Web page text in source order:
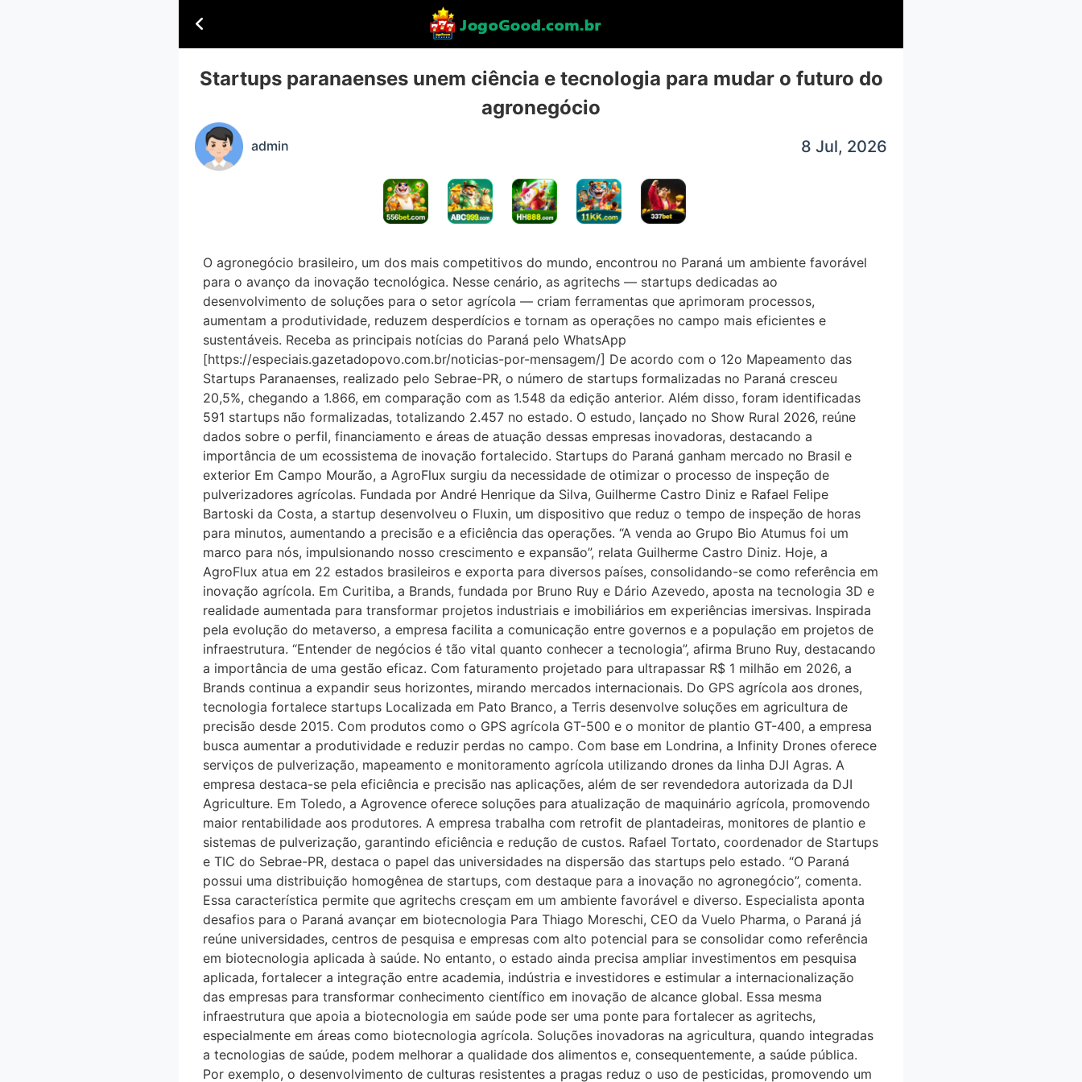
Startups paranaenses unem ciência e tecnologia para mudar o futuro do
agronegócio
admin 8 Jul, 2026
O agronegócio brasileiro, um dos mais competitivos do mundo, encontrou no Paraná um ambiente favorável
para o avanço da inovação tecnológica. Nesse cenário, as agritechs — startups dedicadas ao
desenvolvimento de soluções para o setor agrícola — criam ferramentas que aprimoram processos,
aumentam a produtividade, reduzem desperdícios e tornam as operações no campo mais eficientes e
sustentáveis. Receba as principais notícias do Paraná pelo WhatsApp
[https://especiais.gazetadopovo.com.br/noticias-por-mensagem/] De acordo com o 12o Mapeamento das
Startups Paranaenses, realizado pelo Sebrae-PR, o número de startups formalizadas no Paraná cresceu
20,5%, chegando a 1.866, em comparação com as 1.548 da edição anterior. Além disso, foram identificadas
591 startups não formalizadas, totalizando 2.457 no estado. O estudo, lançado no Show Rural 2026, reúne
dados sobre o perfil, financiamento e áreas de atuação dessas empresas inovadoras, destacando a
importância de um ecossistema de inovação fortalecido. Startups do Paraná ganham mercado no Brasil e
exterior Em Campo Mourão, a AgroFlux surgiu da necessidade de otimizar o processo de inspeção de
pulverizadores agrícolas. Fundada por André Henrique da Silva, Guilherme Castro Diniz e Rafael Felipe
Bartoski da Costa, a startup desenvolveu o Fluxin, um dispositivo que reduz o tempo de inspeção de horas
para minutos, aumentando a precisão e a eficiência das operações. “A venda ao Grupo Bio Atumus foi um
marco para nós, impulsionando nosso crescimento e expansão”, relata Guilherme Castro Diniz. Hoje, a
AgroFlux atua em 22 estados brasileiros e exporta para diversos países, consolidando-se como referência em
inovação agrícola. Em Curitiba, a Brands, fundada por Bruno Ruy e Dário Azevedo, aposta na tecnologia 3D e
realidade aumentada para transformar projetos industriais e imobiliários em experiências imersivas. Inspirada
pela evolução do metaverso, a empresa facilita a comunicação entre governos e a população em projetos de
infraestrutura. “Entender de negócios é tão vital quanto conhecer a tecnologia”, afirma Bruno Ruy, destacando
a importância de uma gestão eficaz. Com faturamento projetado para ultrapassar R$ 1 milhão em 2026, a
Brands continua a expandir seus horizontes, mirando mercados internacionais. Do GPS agrícola aos drones,
tecnologia fortalece startups Localizada em Pato Branco, a Terris desenvolve soluções em agricultura de
precisão desde 2015. Com produtos como o GPS agrícola GT-500 e o monitor de plantio GT-400, a empresa
busca aumentar a produtividade e reduzir perdas no campo. Com base em Londrina, a Infinity Drones oferece
serviços de pulverização, mapeamento e monitoramento agrícola utilizando drones da linha DJI Agras. A
empresa destaca-se pela eficiência e precisão nas aplicações, além de ser revendedora autorizada da DJI
Agriculture. Em Toledo, a Agrovence oferece soluções para atualização de maquinário agrícola, promovendo
maior rentabilidade aos produtores. A empresa trabalha com retrofit de plantadeiras, monitores de plantio e
sistemas de pulverização, garantindo eficiência e redução de custos. Rafael Tortato, coordenador de Startups
e TIC do Sebrae-PR, destaca o papel das universidades na dispersão das startups pelo estado. “O Paraná
possui uma distribuição homogênea de startups, com destaque para a inovação no agronegócio”, comenta.
Essa característica permite que agritechs cresçam em um ambiente favorável e diverso. Especialista aponta
desafios para o Paraná avançar em biotecnologia Para Thiago Moreschi, CEO da Vuelo Pharma, o Paraná já
reúne universidades, centros de pesquisa e empresas com alto potencial para se consolidar como referência
em biotecnologia aplicada à saúde. No entanto, o estado ainda precisa ampliar investimentos em pesquisa
aplicada, fortalecer a integração entre academia, indústria e investidores e estimular a internacionalização
das empresas para transformar conhecimento científico em inovação de alcance global. Essa mesma
infraestrutura que apoia a biotecnologia em saúde pode ser uma ponte para fortalecer as agritechs,
especialmente em áreas como biotecnologia agrícola. Soluções inovadoras na agricultura, quando integradas
a tecnologias de saúde, podem melhorar a qualidade dos alimentos e, consequentemente, a saúde pública.
Por exemplo, o desenvolvimento de culturas resistentes a pragas reduz o uso de pesticidas, promovendo um